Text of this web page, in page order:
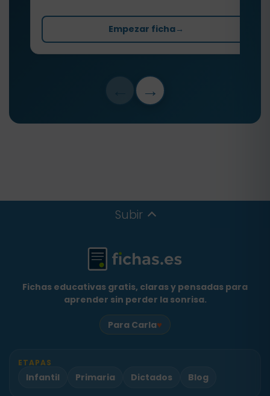
Empezar ficha→
→
Subir
Fichas educativas gratis, claras y pensadas para
aprender sin perder la sonrisa.
Para Carla♥
ETAPAS
Infantil Primaria Dictados Blog